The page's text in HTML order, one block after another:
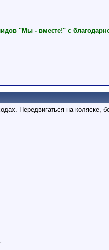
"Мы - вместе!" с
Передвигаться на коляске,